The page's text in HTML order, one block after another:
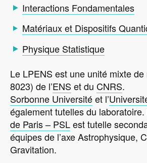
Interactions Fondamentales
Matériaux et Dispositifs
Physique Statistique
Le LPENS est une unité mixte
8023) de l’ENS et du CNRS.
Sorbonne Universitéet l’
également tutelles du laboratoire.
de Paris – PSLest tutelle
équipes de l’axe Astrophysique,
Gravitation.